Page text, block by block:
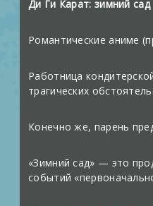
Ди Ги Карат: зимний сад
Романтические аниме
Работница
трагических
Конечно же, парень
«Зимний сад» — это
событий